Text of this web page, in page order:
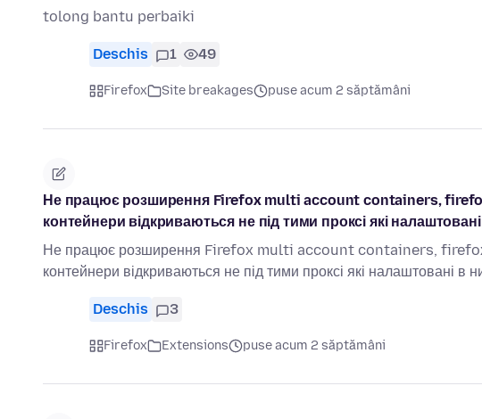
tolong bantu perbaiki
Deschis 1 49
Firefox Site breakages puse acum 2 săptămâni
Не працює розширення Firefox multi account containers,
контейнери відкриваються не під тими проксі які
Не працює розширення Firefox multi account containers, firefox
контейнери відкриваються не під тими проксі які налаштовані в
Deschis 3
Firefox Extensions puse acum 2 săptămâni